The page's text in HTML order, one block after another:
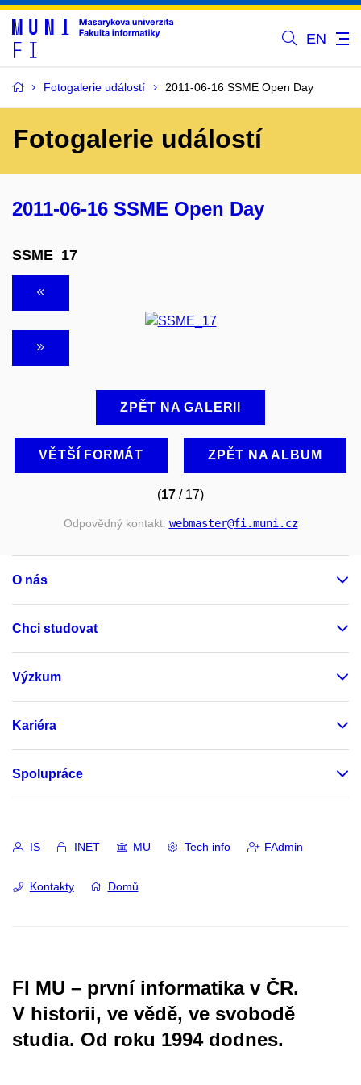
EN
Fotogalerie událostí 2011-06-16 SSME Open Day
Fotogalerie událostí
2011-06-16 SSME Open Day
SSME_17
ZPĚT NA GALERII
VĚTŠÍ FORMÁT ZPĚT NA ALBUM
(17 / 17)
Odpovědný kontakt: webmaster@fi.muni.cz
O nás
Chci studovat
Výzkum
Kariéra
Spolupráce
IS INET MU Tech info FAdmin
Kontakty Domů
FI MU – první informatika v ČR.
V historii, ve vědě, ve svobodě
studia. Od roku 1994 dodnes.